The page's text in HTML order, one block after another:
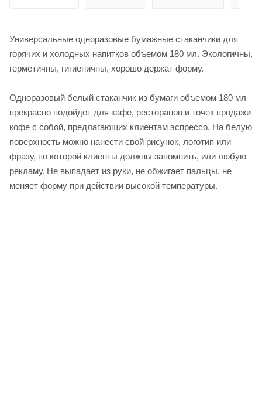
Универсальные одноразовые бумажные стаканчики для
горячих и холодных напитков объемом 180 мл. Экологичны,
герметичны, гигиеничны, хорошо держат форму.
Одноразовый белый стаканчик из бумаги объемом 180 мл
прекрасно подойдет для кафе, ресторанов и точек продажи
кофе с собой, предлагающих клиентам эспрессо. На белую
поверхность можно нанести свой рисунок, логотип или
фразу, по которой клиенты должны запомнить, или любую
рекламу. Не выпадает из руки, не обжигает пальцы, не
меняет форму при действии высокой температуры.